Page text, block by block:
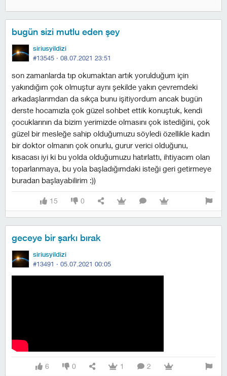
bugün sizi mutlu eden şey
siriusyildizi
#13545 · 08.07.2021 23:51
son zamanlarda tıp okumaktan artık yorulduğum için
yakındığım çok olmuştur aynı şekilde yakın çevremdeki
arkadaşlarımdan da sıkça bunu işitiyordum ancak bugün
derste hocamızla çok güzel sohbet ettik konuştuk, kendi
çocuklarının da bizim yerimizde olmasını çok istediğini, çok
güzel bir mesleğe sahip olduğumuzu söyledi özellikle kadın
bir doktor olmanın çok onurlu, gurur verici olduğunu,
kısacası iyi ki bu yolda olduğumuzu hatırlattı, ihtiyacım olan
toparlanmaya, bu yola başladığımdaki isteği geri getirmeye
buradan başlayabilirim :))
15 0
geceye bir şarkı bırak
siriusyildizi
#13491 · 05.07.2021 00:05
6 0 1 2